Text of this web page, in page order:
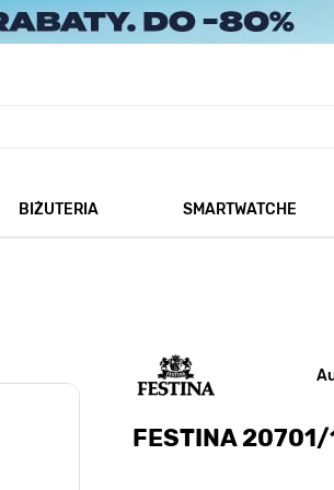
BIŻUTERIA
SMARTWATCHE
FESTINA 20701/